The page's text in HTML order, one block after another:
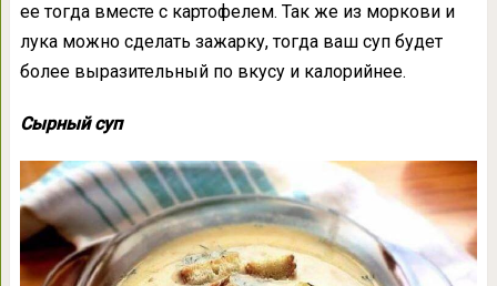
ее тогда вместе с картофелем. Так же из моркови и
лука можно сделать зажарку, тогда ваш суп будет
более выразительный по вкусу и калорийнее.
Сырный суп